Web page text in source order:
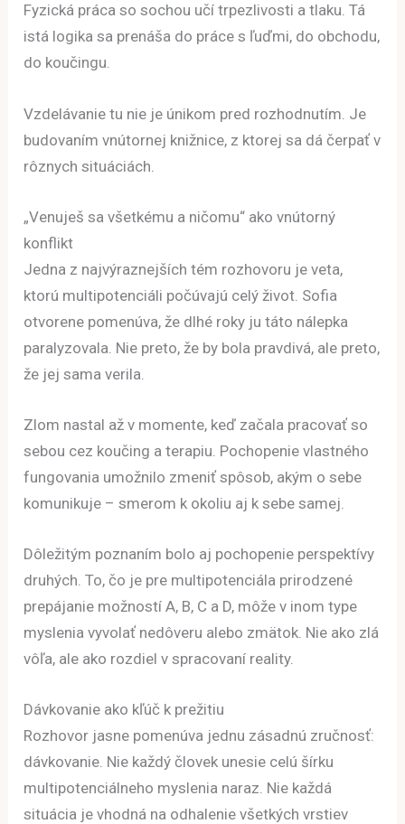
Fyzická práca so sochou učí trpezlivosti a tlaku. Tá
istá logika sa prenáša do práce s ľuďmi, do obchodu,
do koučingu.
Vzdelávanie tu nie je únikom pred rozhodnutím. Je
budovaním vnútornej knižnice, z ktorej sa dá čerpať v
rôznych situáciách.
„Venuješ sa všetkému a ničomu“ ako vnútorný
konflikt
Jedna z najvýraznejších tém rozhovoru je veta,
ktorú multipotenciáli počúvajú celý život. Sofia
otvorene pomenúva, že dlhé roky ju táto nálepka
paralyzovala. Nie preto, že by bola pravdivá, ale preto,
že jej sama verila.
Zlom nastal až v momente, keď začala pracovať so
sebou cez koučing a terapiu. Pochopenie vlastného
fungovania umožnilo zmeniť spôsob, akým o sebe
komunikuje – smerom k okoliu aj k sebe samej.
Dôležitým poznaním bolo aj pochopenie perspektívy
druhých. To, čo je pre multipotenciála prirodzené
prepájanie možností A, B, C a D, môže v inom type
myslenia vyvolať nedôveru alebo zmätok. Nie ako zlá
vôľa, ale ako rozdiel v spracovaní reality.
Dávkovanie ako kľúč k prežitiu
Rozhovor jasne pomenúva jednu zásadnú zručnosť:
dávkovanie. Nie každý človek unesie celú šírku
multipotenciálneho myslenia naraz. Nie každá
situácia je vhodná na odhalenie všetkých vrstiev